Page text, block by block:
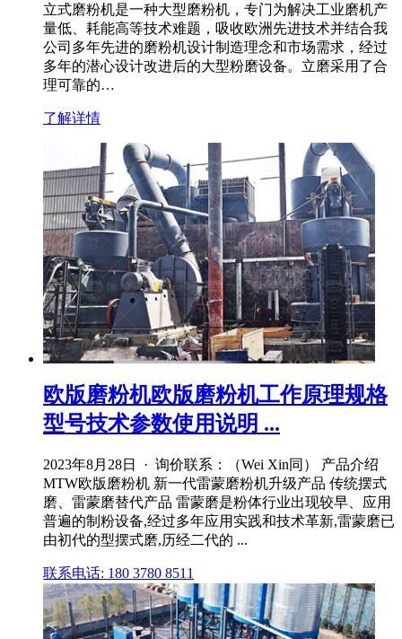
立式磨粉机是一种大型磨粉机，专门为解决工业磨机产
量低、耗能高等技术难题，吸收欧洲先进技术并结合我
公司多年先进的磨粉机设计制造理念和市场需求，经过
多年的潜心设计改进后的大型粉磨设备。立磨采用了合
理可靠的…
了解详情
欧版磨粉机欧版磨粉机工作原理规格
型号技术参数使用说明 ...
2023年8月28日 · 询价联系：（Wei Xin同） 产品介绍
MTW欧版磨粉机 新一代雷蒙磨粉机升级产品 传统摆式
磨、雷蒙磨替代产品 雷蒙磨是粉体行业出现较早、应用
普遍的制粉设备,经过多年应用实践和技术革新,雷蒙磨已
由初代的型摆式磨,历经二代的 ...
联系电话: 180 3780 8511